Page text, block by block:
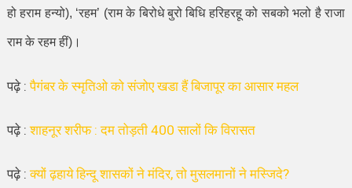
हो हराम हन्यो), ‘रहम’ (राम के बिरोधे बुरो बिधि हरिहरहू को सबको भलो है राजा
राम के रहम हीं)।
पढ़े :पैगंबर के स्मृतिओ को संजोए खडा हैं बिजापूर का आसार महल
पढ़े :शाहनूर शरीफ : दम तोड़ती 400 सालों कि विरासत
पढ़े :क्यों ढ़हाये हिन्दू शासकों ने मंदिर, तो मुसलमानों ने मस्जिदे?